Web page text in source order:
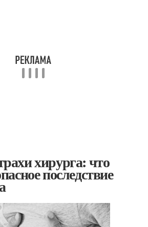
хирурга: что
последствие